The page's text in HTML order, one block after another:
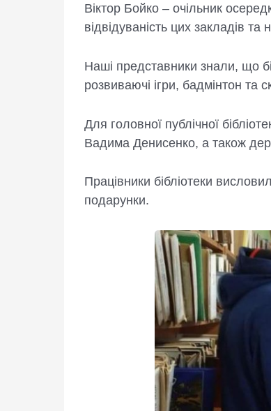
Віктор Бойко – очільник
відвідуваність цих закладів
Наші представники знали, що
розвиваючі ігри, бадмінтон та
Для головної публічної
Вадима Денисенко, а також
Працівники бібліотеки
подарунки.